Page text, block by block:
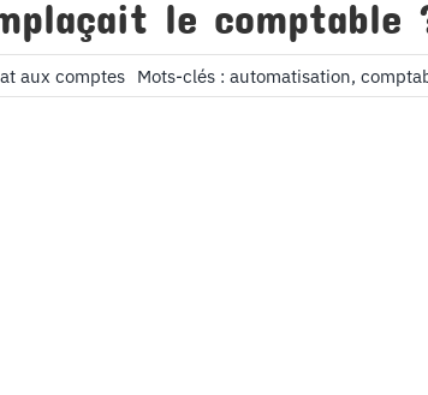
le comptable
aux comptes Mots-clés : automatisation,